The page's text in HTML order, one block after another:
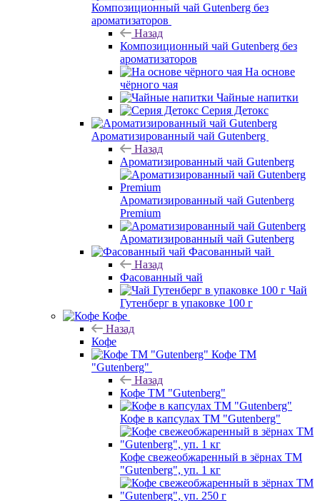
Композиционный чай Gutenberg без
ароматизаторов
Назад
Композиционный чай Gutenberg без
ароматизаторов
На основе
чёрного чая
Чайные напитки
Серия Детокс
Ароматизированный чай Gutenberg
Назад
Ароматизированный чай Gutenberg
Ароматизированный чай Gutenberg
Premium
Ароматизированный чай Gutenberg
Фасованный чай
Назад
Фасованный чай
Чай
Гутенберг в упаковке 100 г
Кофе
Назад
Кофе
Кофе ТМ
"Gutenberg"
Назад
Кофе ТМ "Gutenberg"
Кофе в капсулах ТМ "Gutenberg"
Кофе свежеобжаренный в зёрнах ТМ
"Gutenberg", уп. 1 кг